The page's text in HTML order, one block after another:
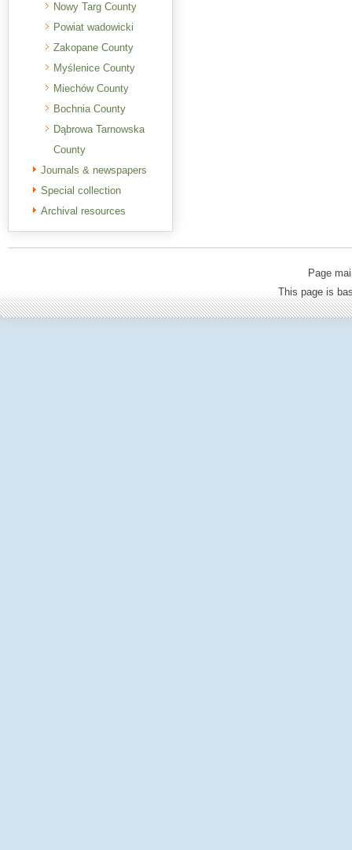
Nowy Targ County
Powiat wadowicki
Zakopane County
Myślenice County
Miechów County
Bochnia County
Dąbrowa Tarnowska
County
Journals & newspapers
Special collection
Archival resources
Page
This page is